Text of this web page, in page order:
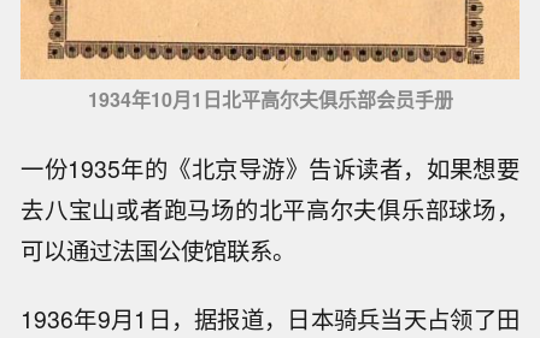
1934年10月1日北平高尔夫俱乐部会员手册
一份1935年的《北京导游》告诉读者，如果想要
去八宝山或者跑马场的北平高尔夫俱乐部球场，
可以通过法国公使馆联系。
1936年9月1日，据报道，日本骑兵当天占领了田